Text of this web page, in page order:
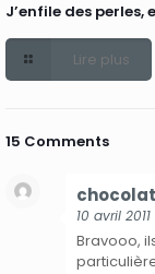
J’enfile des perles,
Lire plus
15 Comments
10 avril
Bravooo,